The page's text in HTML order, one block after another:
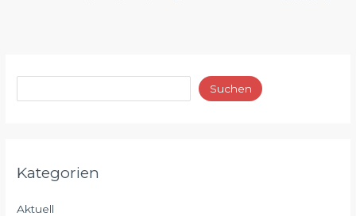
Suchen
Kategorien
Aktuell